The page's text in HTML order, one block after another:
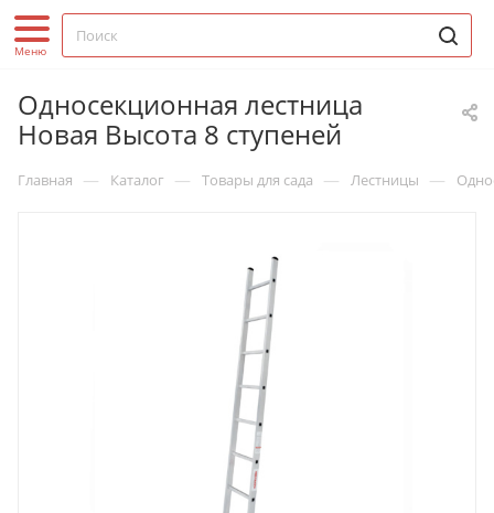
Односекционная лестница
Новая Высота 8 ступеней
Главная — Каталог — Товары для сада — Лестницы —